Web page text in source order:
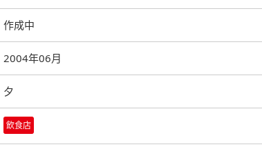
作成中
2004年06月
夕
飲食店